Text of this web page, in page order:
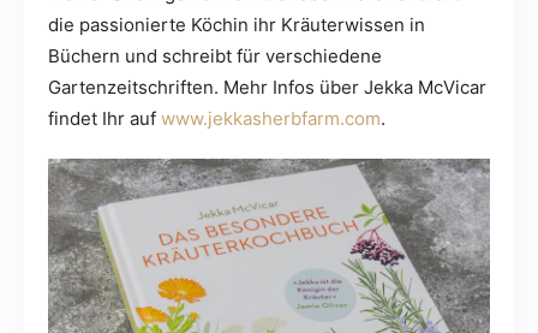
die passionierte Köchin ihr Kräuterwissen in
Büchern und schreibt für verschiedene
Gartenzeitschriften. Mehr Infos über Jekka McVicar
findet Ihr auf www.jekkasherbfarm.com.